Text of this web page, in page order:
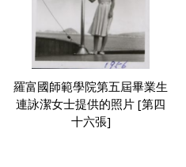
羅富國師範學院第五屆畢業生
連詠潔女士提供的照片 [第四
十六張]